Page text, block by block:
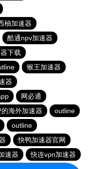
柚加速器
酷通npv加速器
下载
猴王加速器
器
网必通
海外加速器
outline
outline
快鸭加速器官网
速器
快连vρn加速器